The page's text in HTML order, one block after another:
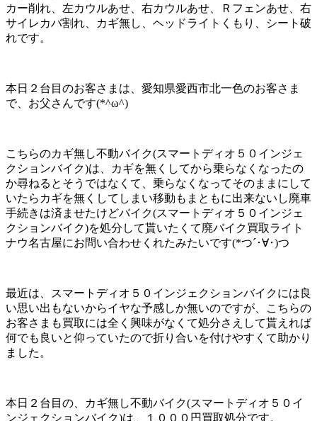
カー削れ、左カウルあせ、右カウルあせ、Ｒフェンあせ、右
サイレカバ割れ、カギ無し、ヘッドライトくもり、シート破
れです。
本日２台目のお客さまは、愛知県愛西市北一色のお客さま
で、お父さんです(*^ω^)
こちらのカギ無し不動バイク(スマートディオ５０インジェ
クションバイク)は、カギを無くしてから乗らなくなったの
か尋ねるとそうではなくて、乗らなくなってそのままにして
いたらカギを無くしてしまい移動もまともに出来ないし廃車
手続きは済ませたけどバイク(スマートディオ５０インジェ
クションバイク)を処分して貰いたくて廃バイク買取ライト
ナウ名古屋にお問い合わせくれたみたいです(*つ´･∀･)つ
最近は、スマートディオ５０インジェクションバイクには良
い思い出もないからイヤな予感しか無いのですが、こちらの
お客さまも買取には全く興味がなくて処分さえして貰えれば
何でも良いと仰っていたので折り合いを付けやすくて助かり
ました。
本日２台目の、カギ無し不動バイク(スマートディオ５０イ
ンジェクションバイク)は、１０００円買取処分です。